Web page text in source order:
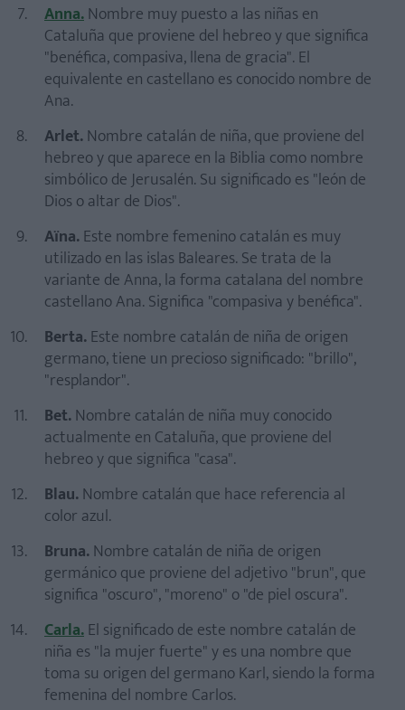
Anna.Nombre muy puesto a las niñas en
Cataluña que proviene del hebreo y que significa
"benéfica, compasiva, llena de gracia". El
equivalente en castellano es conocido nombre de
Ana.
Arlet.Nombre catalán de niña, que proviene del
hebreo y que aparece en la Biblia como nombre
simbólico de Jerusalén. Su significado es "león de
Dios o altar de Dios".
Aïna.Este nombre femenino catalán es muy
utilizado en las islas Baleares. Se trata de la
variante de Anna, la forma catalana del nombre
castellano Ana. Significa "compasiva y benéfica".
Berta.Este nombre catalán de niña de origen
germano, tiene un precioso significado: "brillo",
"resplandor".
Bet.Nombre catalán de niña muy conocido
actualmente en Cataluña, que proviene del
hebreo y que significa "casa".
Blau.Nombre catalán que hace referencia al
color azul.
Bruna.Nombre catalán de niña de origen
germánico que proviene del adjetivo "brun", que
significa "oscuro", "moreno" o "de piel oscura".
Carla.El significado de este nombre catalán de
niña es "la mujer fuerte" y es una nombre que
toma su origen del germano Karl, siendo la forma
femenina del nombre Carlos.